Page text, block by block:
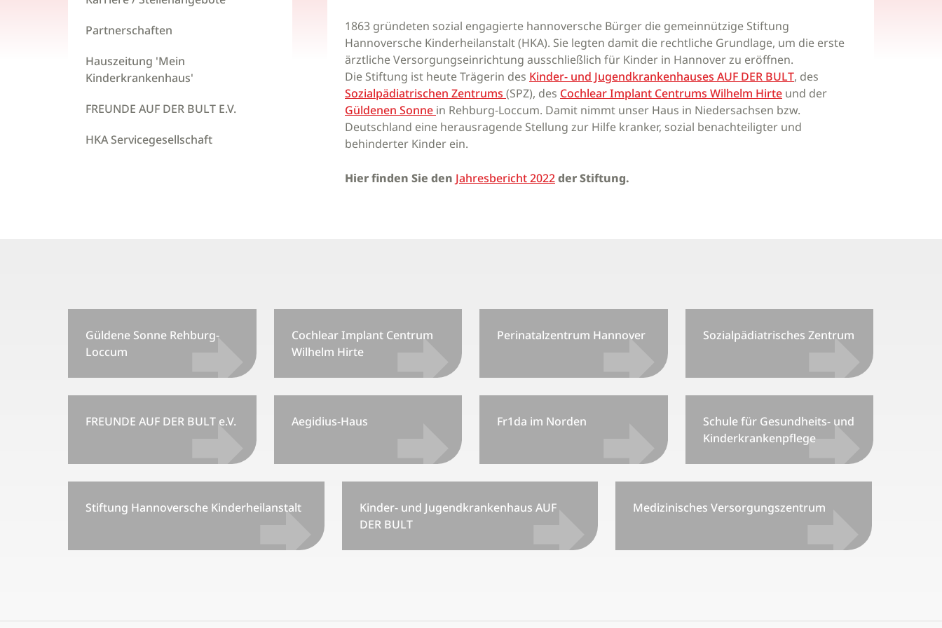
1863 gründeten sozial engagierte hannoversche Bürger die gemeinnützige Stiftung
Hannoversche Kinderheilanstalt (HKA). Sie legten damit die rechtliche Grundlage, um die erste
ärztliche Versorgungseinrichtung ausschließlich für Kinder in Hannover zu eröffnen.
Die Stiftung ist heute Trägerin des Kinder- und Jugendkrankenhauses AUF DER BULT, des
Sozialpädiatrischen Zentrums (SPZ), des Cochlear Implant Centrums Wilhelm Hirte und der
Güldenen Sonne in Rehburg-Loccum. Damit nimmt unser Haus in Niedersachsen bzw.
Deutschland eine herausragende Stellung zur Hilfe kranker, sozial benachteiligter und
behinderter Kinder ein.
Hier finden Sie den Jahresbericht 2022der Stiftung.
Partnerschaften
Hauszeitung 'Mein
Kinderkrankenhaus'
FREUNDE AUF DER BULT E.V.
HKA Servicegesellschaft
Güldene Sonne Rehburg-
Loccum
Cochlear Implant Centrum
Wilhelm Hirte
Perinatalzentrum Hannover Sozialpädiatrisches Zentrum
FREUNDE AUF DER BULT e.V. Aegidius-Haus Fr1da im Norden
Schule für Gesundheits- und
Kinderkrankenpflege
Stiftung Hannoversche Kinderheilanstalt
Kinder- und Jugendkrankenhaus AUF
DER BULT
Medizinisches Versorgungszentrum